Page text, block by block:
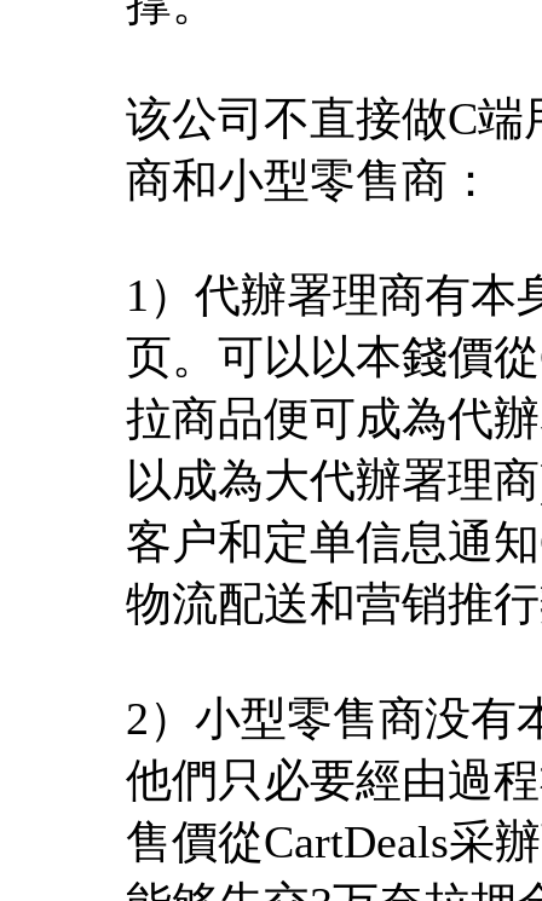
该公司不直接做C
商和小型零售商：
1）代辦署理商有本
页。可以以本錢價
拉商品便可成為代
以成為大代辦署理
客户和定单信息通
物流配送和营销推
2）小型零售商没有
他們只必要經由過
售價從CartDeals采